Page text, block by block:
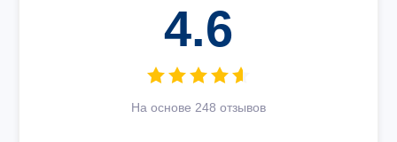
4.6
На основе 248 отзывов